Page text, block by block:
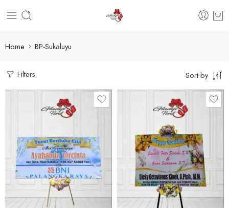
Home BP-Sukaluyu
Filters Sort by